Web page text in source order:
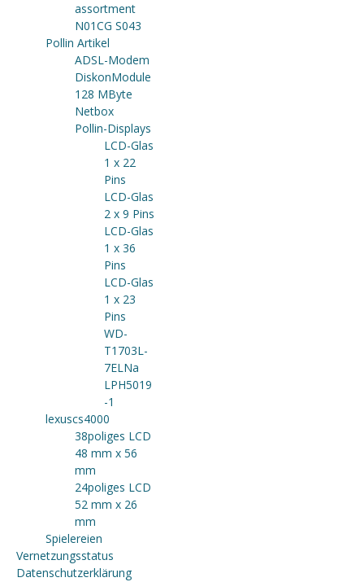
assortment
N01CG S043
Pollin Artikel
ADSL-Modem
DiskonModule
128 MByte
Netbox
Pollin-Displays
LCD-Glas
1 x 22
Pins
LCD-Glas
2 x 9 Pins
LCD-Glas
1 x 36
Pins
LCD-Glas
1 x 23
Pins
WD-
T1703L-
7ELNa
LPH5019
-1
lexuscs4000
38poliges LCD
48 mm x 56
mm
24poliges LCD
52 mm x 26
mm
Spielereien
Vernetzungsstatus
Datenschutzerklärung